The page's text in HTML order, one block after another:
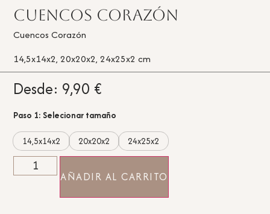
Cuencos Corazón
Cuencos Corazón
14,5x14x2, 20x20x2, 24x25x2 cm
Desde: 9,90 €
Paso 1: Selecionar tamaño
14,5x14x2 20x20x2 24x25x2
AÑADIR AL CARRITO